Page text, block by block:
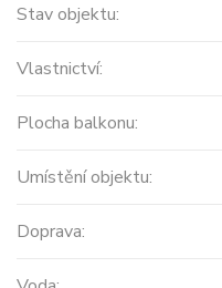
Stav objektu:
Vlastnictví:
Plocha balkonu:
Umístění objektu:
Doprava: